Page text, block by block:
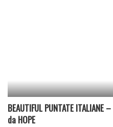
BEAUTIFUL PUNTATE
da HOPE